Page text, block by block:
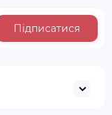
Підписатися